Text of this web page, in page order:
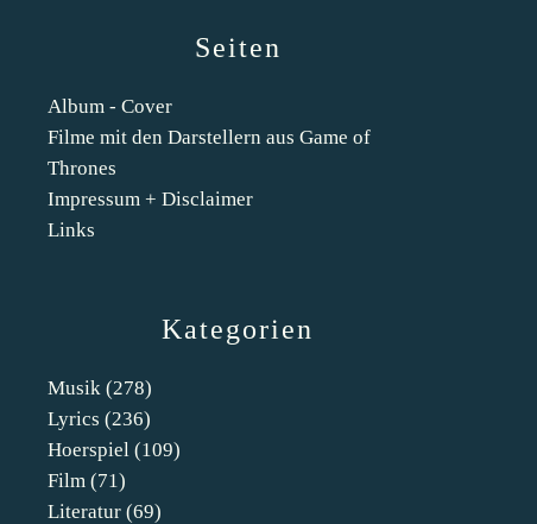
Kategorien
Musik (278)
Lyrics (236)
Hoerspiel (109)
Film (71)
Literatur (69)
Seiten
Album - Cover
Filme mit den Darstellern aus Game of
Thrones
Impressum + Disclaimer
Links